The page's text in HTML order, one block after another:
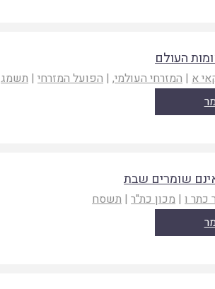
העולם
א | המזרחי העולמי, | הפועל המזרחי | תשמג
שומרים שבת
כתר ו | מכון כת"ר | תשסח